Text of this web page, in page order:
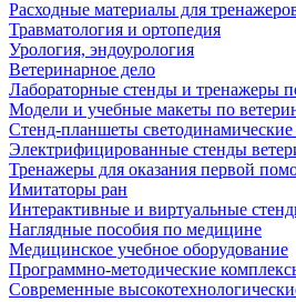
Расходные материалы для
Травматология и ортопедия
Урология, эндоурология
Ветеринарное дело
Лабораторные стенды и тренажеры
Модели и учебные макеты по
Стенд-планшеты
Электрифицированные стенды
Тренажеры для оказания первой
Имитаторы ран
Интерактивные и виртуальные
Наглядные пособия по медицине
Медицинское учебное оборудование
Программно-методические
Современные